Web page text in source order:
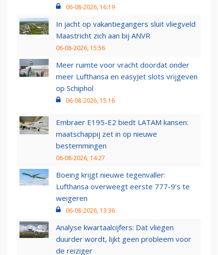
06-08-2026, 16:19
In jacht op vakantiegangers sluit vliegveld
Maastricht zich aan bij ANVR
06-08-2026, 15:56
Meer ruimte voor vracht doordat onder
meer Lufthansa en easyJet slots vrijgeven
op Schiphol
06-08-2026, 15:16
Embraer E195-E2 biedt LATAM kansen:
maatschappij zet in op nieuwe
bestemmingen
06-08-2026, 14:27
Boeing krijgt nieuwe tegenvaller:
Lufthansa overweegt eerste 777-9’s te
weigeren
06-08-2026, 13:36
Analyse kwartaalcijfers: Dat vliegen
duurder wordt, lijkt geen probleem voor
de reiziger